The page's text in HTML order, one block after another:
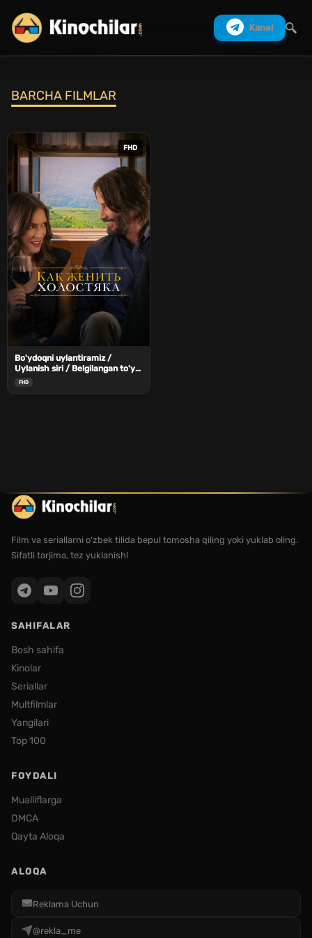
Kanal
BARCHA FILMLAR
FHD
Bo'ydoqni uylantiramiz /
Uylanish siri / Belgilangan to'y
Uzbek Tilida
FHD
Film va seriallarni o'zbek tilida bepul tomosha qiling yoki yuklab oling.
Sifatli tarjima, tez yuklanish!
SAHIFALAR
Bosh sahifa
Kinolar
Seriallar
Multfilmlar
Yangilari
Top 100
FOYDALI
Mualliflarga
DMCA
Qayta Aloqa
ALOQA
Reklama Uchun
@rekla_me